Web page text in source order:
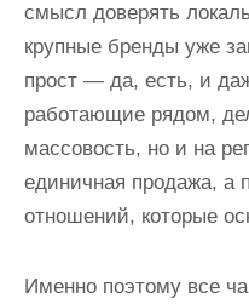
смысл доверять
крупные бренды уже
прост — да, есть, и
работающие рядом,
массовость, но и на
единичная продажа, а
отношений, которые
Именно поэтому все